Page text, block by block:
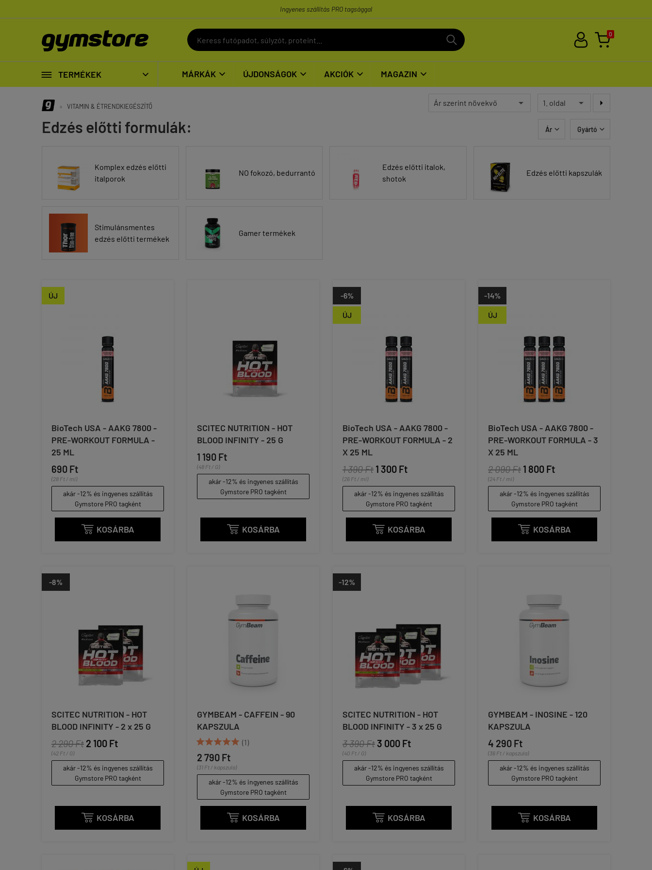
Ingyenes szállítás PRO tagsággal
0
 TERMÉKEK  MÁRKÁK  ÚJDONSÁGOK  AKCIÓK  MAGAZIN 
» VITAMIN & ÉTRENDKIEGÉSZÍTŐ
Edzés előtti formulák: Ár  Gyártó 

Komplex edzés előtti
italporok
NO fokozó, bedurrantó
Edzés előtti italok,
shotok
Edzés előtti kapszulák
Stimulánsmentes
edzés előtti termékek
Gamer termékek
ÚJ
BioTech USA - AAKG 7800 -
PRE-WORKOUT FORMULA -
25 ML
690 Ft
(28 Ft / ml)
akár -12% és ingyenes szállítás
Gymstore PRO tagként
 KOSÁRBA
SCITEC NUTRITION - HOT
BLOOD INFINITY - 25 G
1 190 Ft
(48 Ft / G)
akár -12% és ingyenes szállítás
Gymstore PRO tagként
 KOSÁRBA
ÚJ
-6%
BioTech USA - AAKG 7800 -
PRE-WORKOUT FORMULA - 2
X 25 ML
1 390 Ft 1 300 Ft
(26 Ft / ml)
akár -12% és ingyenes szállítás
Gymstore PRO tagként
 KOSÁRBA
ÚJ
-14%
BioTech USA - AAKG 7800 -
PRE-WORKOUT FORMULA - 3
X 25 ML
2 090 Ft 1 800 Ft
(24 Ft / ml)
akár -12% és ingyenes szállítás
Gymstore PRO tagként
 KOSÁRBA
-8%
SCITEC NUTRITION - HOT
BLOOD INFINITY - 2 x 25 G
2 290 Ft 2 100 Ft
(42 Ft / G)
akár -12% és ingyenes szállítás
Gymstore PRO tagként
 KOSÁRBA
GYMBEAM - CAFFEIN - 90
KAPSZULA
 (1)
2 790 Ft
(31 Ft / kapszula)
akár -12% és ingyenes szállítás
Gymstore PRO tagként
 KOSÁRBA
-12%
SCITEC NUTRITION - HOT
BLOOD INFINITY - 3 x 25 G
3 390 Ft 3 000 Ft
(40 Ft / G)
akár -12% és ingyenes szállítás
Gymstore PRO tagként
 KOSÁRBA
GYMBEAM - INOSINE - 120
KAPSZULA
4 290 Ft
(36 Ft / kapszula)
akár -12% és ingyenes szállítás
Gymstore PRO tagként
 KOSÁRBA